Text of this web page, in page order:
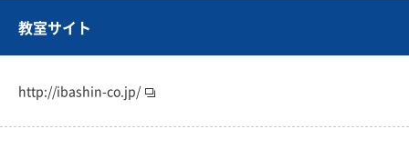
教室サイト
http://ibashin-co.jp/